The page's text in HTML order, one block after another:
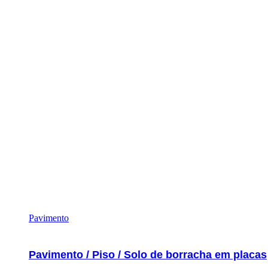
Pavimento
Pavimento / Piso / Solo de borracha em placas